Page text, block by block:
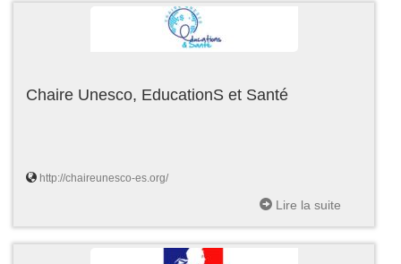
Chaire Unesco, EducationS et Santé
http://chaireunesco-es.org/
Lire la suite